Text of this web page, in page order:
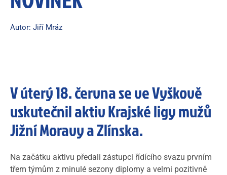
Autor: Jiří Mráz
V úterý 18. června se ve Vyškově
uskutečnil aktiv Krajské ligy mužů
Jižní Moravy a Zlínska.
Na začátku aktivu předali zástupci řídícího svazu prvním
třem týmům z minulé sezony diplomy a velmi pozitivně